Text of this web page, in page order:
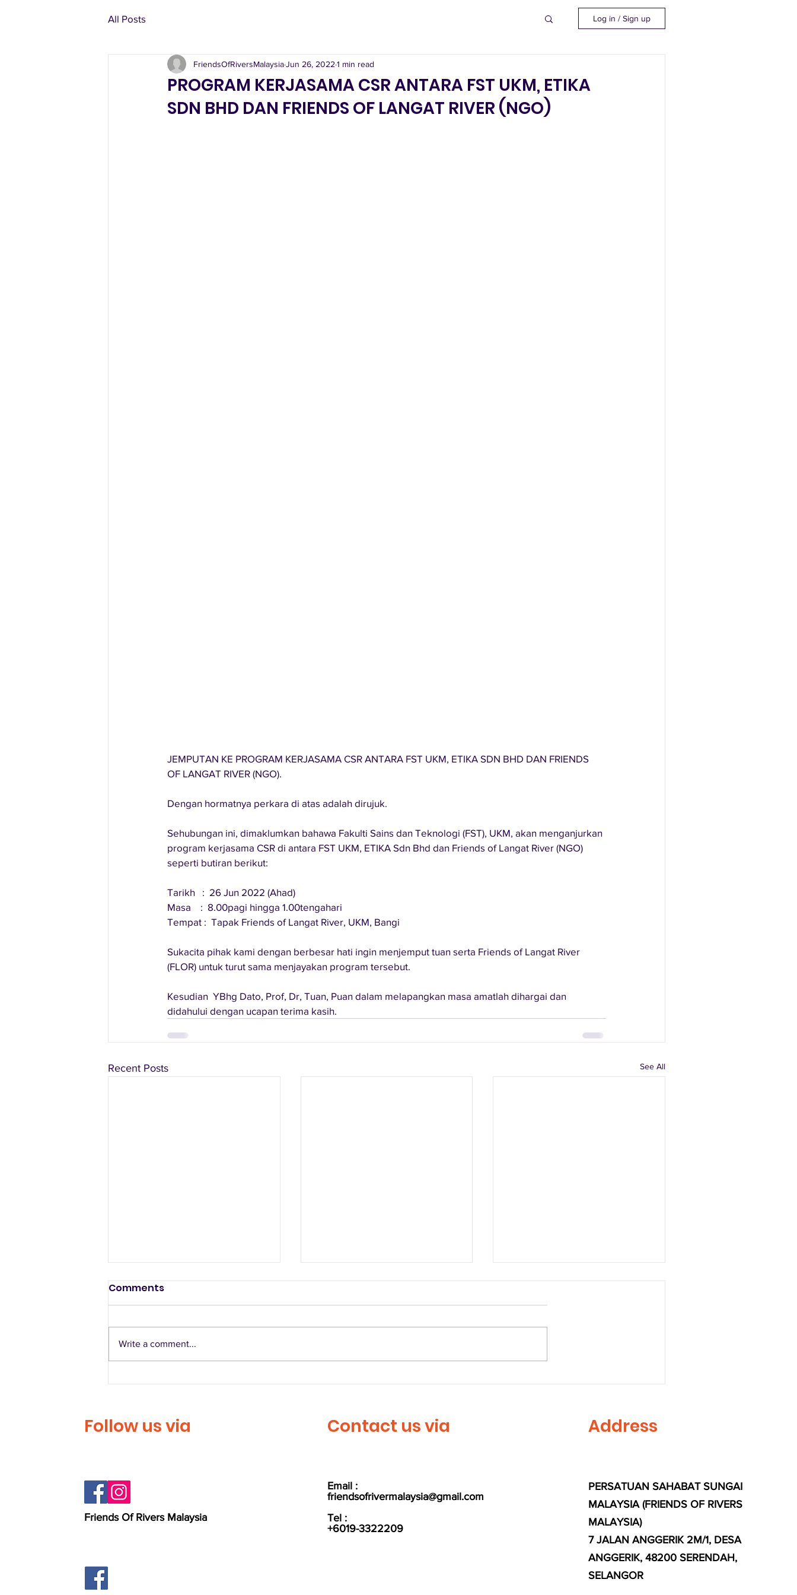
All Posts Log in / Sign up
PROGRAM KERJASAMA CSR ANTARA FST UKM, ETIKA
SDN BHD DAN FRIENDS OF LANGAT RIVER (NGO)
FriendsOfRiversMalaysiaJun 26, 2022 1 min read
JEMPUTAN KE PROGRAM KERJASAMA CSR ANTARA FST UKM, ETIKA SDN BHD DAN FRIENDS
OF LANGAT RIVER (NGO).
Dengan hormatnya perkara di atas adalah dirujuk.
Sehubungan ini, dimaklumkan bahawa Fakulti Sains dan Teknologi (FST), UKM, akan menganjurkan
program kerjasama CSR di antara FST UKM, ETIKA Sdn Bhd dan Friends of Langat River (NGO)
seperti butiran berikut:
Tarikh   :  26 Jun 2022 (Ahad)
Masa    :  8.00pagi hingga 1.00tengahari
Tempat :  Tapak Friends of Langat River, UKM, Bangi
Sukacita pihak kami dengan berbesar hati ingin menjemput tuan serta Friends of Langat River
(FLOR) untuk turut sama menjayakan program tersebut.
Kesudian  YBhg Dato, Prof, Dr, Tuan, Puan dalam melapangkan masa amatlah dihargai dan
didahului dengan ucapan terima kasih.
Recent Posts See All
Larian Denai Sungai
Larian Denai Sungai
Let's Plant Together on
Comments
Write a comment...
Follow us via
Friends Of Rivers Malaysia
Contact us via
Email :
friendsofrivermalaysia@gmail.com
Tel :
+6019-3322209
Address
PERSATUAN SAHABAT SUNGAI
MALAYSIA (FRIENDS OF RIVERS
MALAYSIA)
7 JALAN ANGGERIK 2M/1, DESA
ANGGERIK, 48200 SERENDAH,
SELANGOR